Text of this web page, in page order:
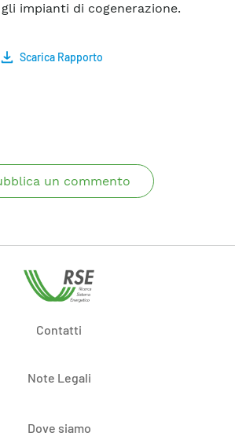
gli impianti di cogenerazione.
Scarica Rapporto
un commento
Contatti
Note Legali
Dove siamo